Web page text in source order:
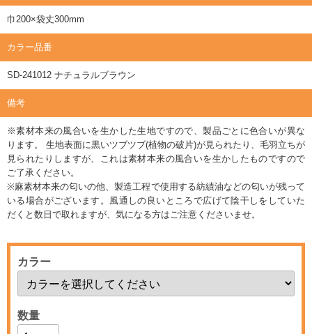
巾200×袋丈300mm
カラー品番
SD-241012 ナチュラルブラウン
備考
※素材本来の風合いを生かした生地ですので、製品ごとに色合いが異な
ります。 生地表面に黒いツブツブ(植物の破片)が見られたり、毛羽立ちが
見られたりしますが、これは素材本来の風合いを生かしたものですので
ご了承ください。
※麻素材本来の匂いの他、製造工程で使用する紡績油などの匂いが残って
いる場合がございます。風通しの良いところで広げて陰干しをしていた
だくと数日で取れますが、気になる方はご注意くださいませ。
カラー
数量